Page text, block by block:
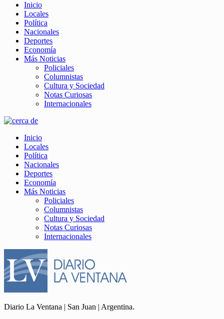
Inicio
Locales
Política
Nacionales
Deportes
Economía
Más Noticias
Policiales
Columnistas
Cultura y Sociedad
Notas Curiosas
Internacionales
Inicio
Locales
Política
Nacionales
Deportes
Economía
Más Noticias
Policiales
Columnistas
Cultura y Sociedad
Notas Curiosas
Internacionales
Diario La Ventana | San Juan | Argentina.